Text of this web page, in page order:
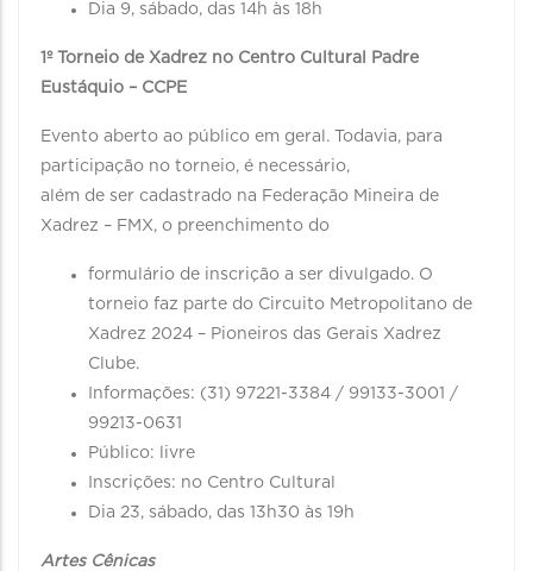
Dia 9, sábado, das 14h às 18h
1º Torneio de Xadrez no Centro Cultural Padre
Eustáquio – CCPE
Evento aberto ao público em geral. Todavia, para
participação no torneio, é necessário,
além de ser cadastrado na Federação Mineira de
Xadrez – FMX, o preenchimento do
formulário de inscrição a ser divulgado. O
torneio faz parte do Circuito Metropolitano de
Xadrez 2024 – Pioneiros das Gerais Xadrez
Clube.
Informações: (31) 97221-3384 / 99133-3001 /
99213-0631
Público: livre
Inscrições: no Centro Cultural
Dia 23, sábado, das 13h30 às 19h
Artes Cênicas